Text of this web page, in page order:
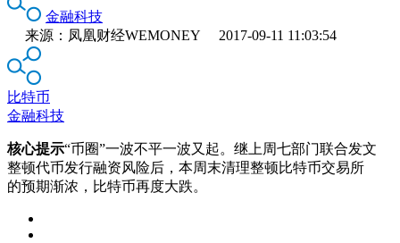
金融科技
来源：凤凰财经WEMONEY 2017-09-11 11:03:54
比特币
金融科技
核心提示“币圈”一波不平一波又起。继上周七部门联合发文
整顿代币发行融资风险后，本周末清理整顿比特币交易所
的预期渐浓，比特币再度大跌。